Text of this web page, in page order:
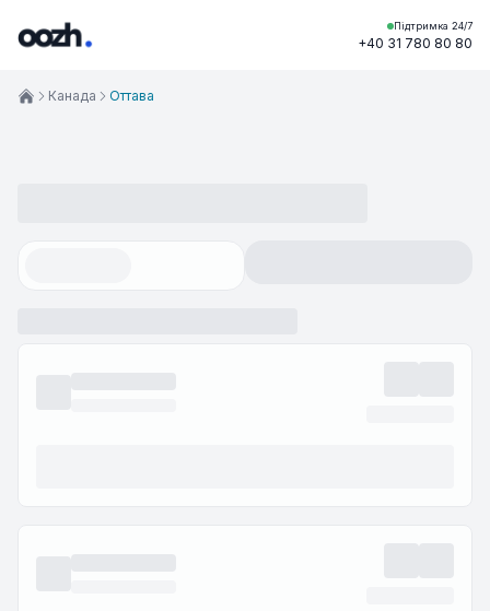
Підтримка 24/7
+40 31 780 80 80
Канада Оттава